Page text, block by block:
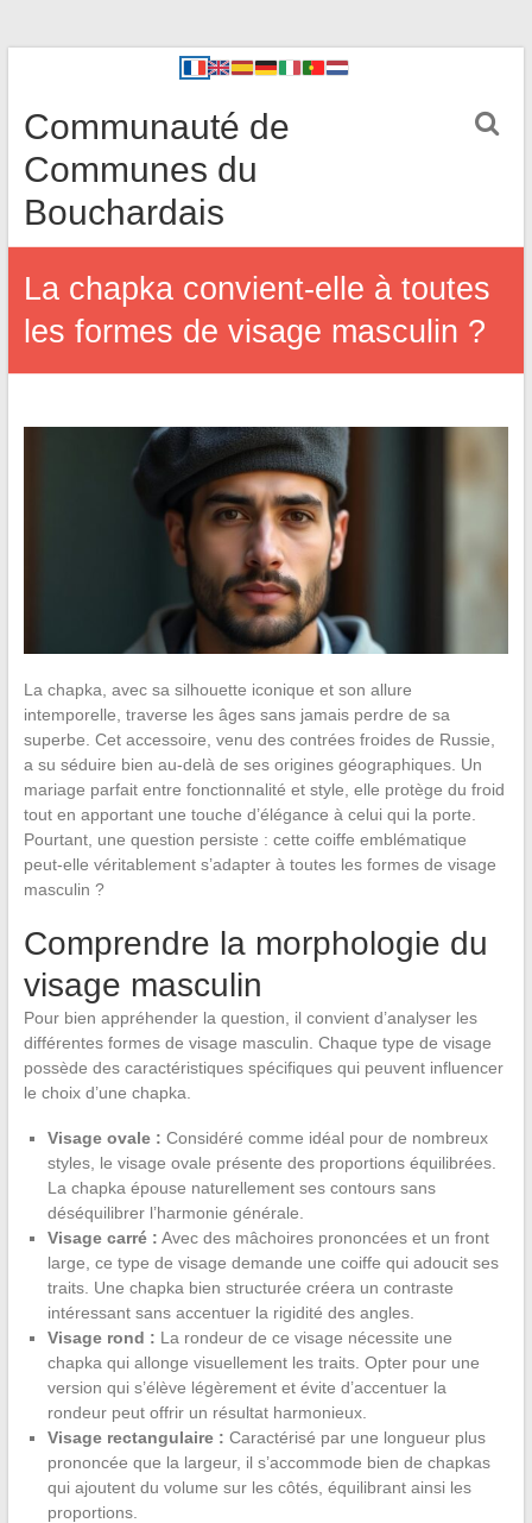
Communauté de
Communes du
Bouchardais
La chapka convient-elle à toutes
les formes de visage masculin ?
La chapka, avec sa silhouette iconique et son allure
intemporelle, traverse les âges sans jamais perdre de sa
superbe. Cet accessoire, venu des contrées froides de Russie,
a su séduire bien au-delà de ses origines géographiques. Un
mariage parfait entre fonctionnalité et style, elle protège du froid
tout en apportant une touche d’élégance à celui qui la porte.
Pourtant, une question persiste : cette coiffe emblématique
peut-elle véritablement s’adapter à toutes les formes de visage
masculin ?
Comprendre la morphologie du
visage masculin
Pour bien appréhender la question, il convient d’analyser les
différentes formes de visage masculin. Chaque type de visage
possède des caractéristiques spécifiques qui peuvent influencer
le choix d’une chapka.
Visage ovale : Considéré comme idéal pour de nombreux
styles, le visage ovale présente des proportions équilibrées.
La chapka épouse naturellement ses contours sans
déséquilibrer l’harmonie générale.
Visage carré : Avec des mâchoires prononcées et un front
large, ce type de visage demande une coiffe qui adoucit ses
traits. Une chapka bien structurée créera un contraste
intéressant sans accentuer la rigidité des angles.
Visage rond : La rondeur de ce visage nécessite une
chapka qui allonge visuellement les traits. Opter pour une
version qui s’élève légèrement et évite d’accentuer la
rondeur peut offrir un résultat harmonieux.
Visage rectangulaire : Caractérisé par une longueur plus
prononcée que la largeur, il s’accommode bien de chapkas
qui ajoutent du volume sur les côtés, équilibrant ainsi les
proportions.